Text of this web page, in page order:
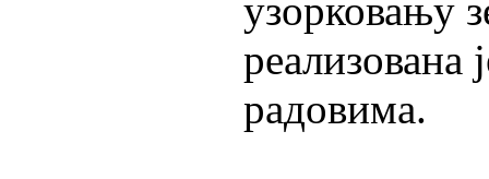
узорковању
реализована
радовима.